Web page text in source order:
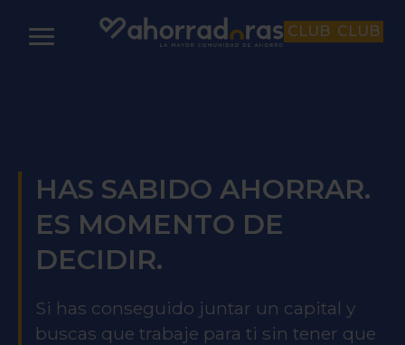
CLUB CLUB
HAS SABIDO AHORRAR.
ES MOMENTO DE
DECIDIR.
Si has conseguido juntar un capital y
buscas que trabaje para ti sin tener que